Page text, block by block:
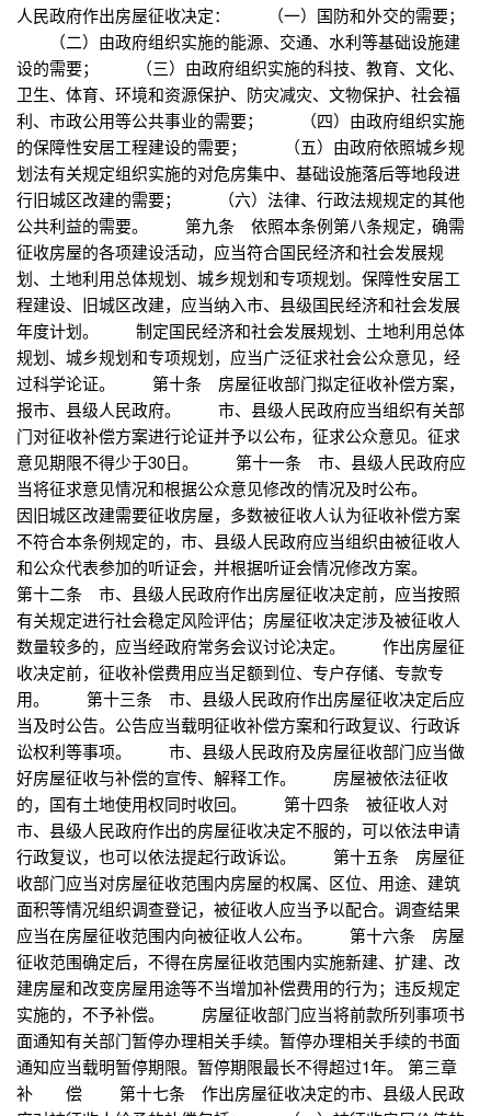
人民政府作出房屋征收决定： （一）国防和外交的需要；
（二）由政府组织实施的能源、交通、水利等基础设施建
设的需要； （三）由政府组织实施的科技、教育、文化、
卫生、体育、环境和资源保护、防灾减灾、文物保护、社会福
利、市政公用等公共事业的需要； （四）由政府组织实施
的保障性安居工程建设的需要； （五）由政府依照城乡规
划法有关规定组织实施的对危房集中、基础设施落后等地段进
行旧城区改建的需要； （六）法律、行政法规规定的其他
公共利益的需要。 第九条 依照本条例第八条规定，确需
征收房屋的各项建设活动，应当符合国民经济和社会发展规
划、土地利用总体规划、城乡规划和专项规划。保障性安居工
程建设、旧城区改建，应当纳入市、县级国民经济和社会发展
年度计划。 制定国民经济和社会发展规划、土地利用总体
规划、城乡规划和专项规划，应当广泛征求社会公众意见，经
过科学论证。 第十条 房屋征收部门拟定征收补偿方案，
报市、县级人民政府。 市、县级人民政府应当组织有关部
门对征收补偿方案进行论证并予以公布，征求公众意见。征求
意见期限不得少于30日。 第十一条 市、县级人民政府应
当将征求意见情况和根据公众意见修改的情况及时公布。
因旧城区改建需要征收房屋，多数被征收人认为征收补偿方案
不符合本条例规定的，市、县级人民政府应当组织由被征收人
和公众代表参加的听证会，并根据听证会情况修改方案。
第十二条 市、县级人民政府作出房屋征收决定前，应当按照
有关规定进行社会稳定风险评估；房屋征收决定涉及被征收人
数量较多的，应当经政府常务会议讨论决定。 作出房屋征
收决定前，征收补偿费用应当足额到位、专户存储、专款专
用。 第十三条 市、县级人民政府作出房屋征收决定后应
当及时公告。公告应当载明征收补偿方案和行政复议、行政诉
讼权利等事项。 市、县级人民政府及房屋征收部门应当做
好房屋征收与补偿的宣传、解释工作。 房屋被依法征收
的，国有土地使用权同时收回。 第十四条 被征收人对
市、县级人民政府作出的房屋征收决定不服的，可以依法申请
行政复议，也可以依法提起行政诉讼。 第十五条 房屋征
收部门应当对房屋征收范围内房屋的权属、区位、用途、建筑
面积等情况组织调查登记，被征收人应当予以配合。调查结果
应当在房屋征收范围内向被征收人公布。 第十六条 房屋
征收范围确定后，不得在房屋征收范围内实施新建、扩建、改
建房屋和改变房屋用途等不当增加补偿费用的行为；违反规定
实施的，不予补偿。 房屋征收部门应当将前款所列事项书
面通知有关部门暂停办理相关手续。暂停办理相关手续的书面
通知应当载明暂停期限。暂停期限最长不得超过1年。 第三章
补 偿 第十七条 作出房屋征收决定的市、县级人民政